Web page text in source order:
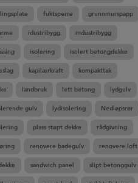
fuktsperre grunnmurspapp
idustribygg industribygg
isolering isolert betongdekke
kapilærkraft kompakttak
landbruk lett betong lydgulv
gulv lydisolering Nedløpsrør
plass støpt dekke rådgivning
renovere badegulv renovere loft
sandwich panel slipt betonggulv